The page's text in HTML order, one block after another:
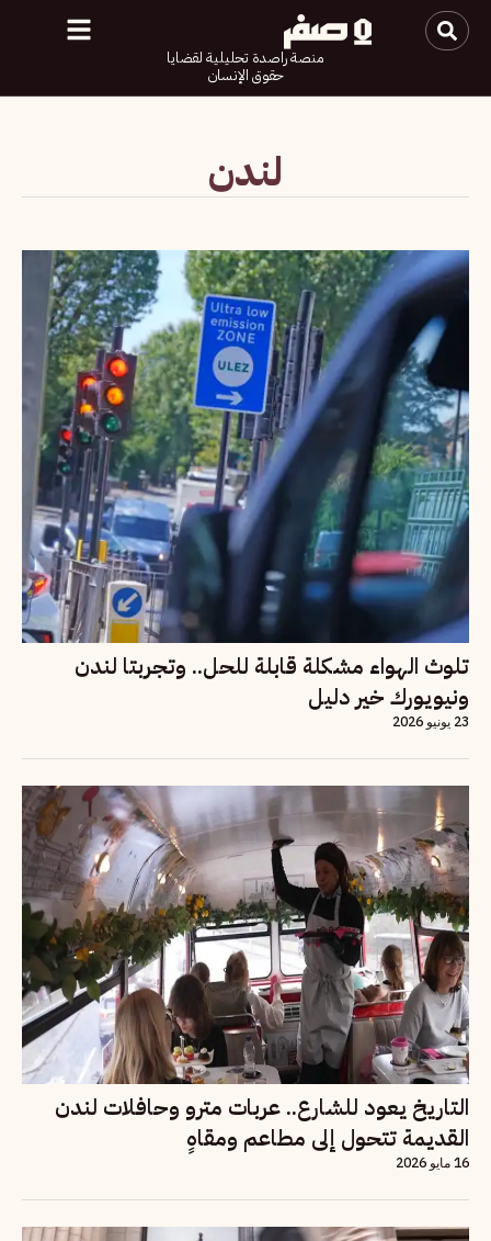
منصة راصدة تحليلية لقضايا
حقوق الإنسان
لندن
تلوث الهواء مشكلة قابلة للحل.. وتجربتا لندن
ونيويورك خير دليل
23 يونيو 2026
التاريخ يعود للشارع.. عربات مترو وحافلات لندن
القديمة تتحول إلى مطاعم ومقاهٍ
16 مايو 2026